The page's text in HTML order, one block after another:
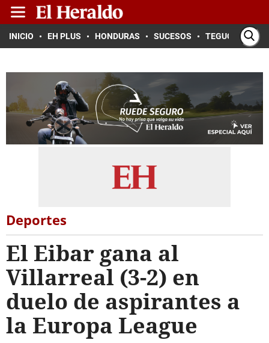
INICIO EH PLUS HONDURAS SUCESOS TEGUCIGALPA
Deportes
El Eibar gana al
Villarreal (3-2) en
duelo de aspirantes a
la Europa League